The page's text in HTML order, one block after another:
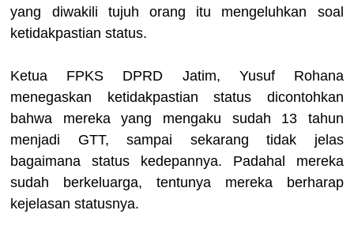
yang diwakili tujuh orang itu mengeluhkan soal
ketidakpastian status.
Ketua FPKS DPRD Jatim, Yusuf Rohana
menegaskan ketidakpastian status dicontohkan
bahwa mereka yang mengaku sudah 13 tahun
menjadi GTT, sampai sekarang tidak jelas
bagaimana status kedepannya. Padahal mereka
sudah berkeluarga, tentunya mereka berharap
kejelasan statusnya.